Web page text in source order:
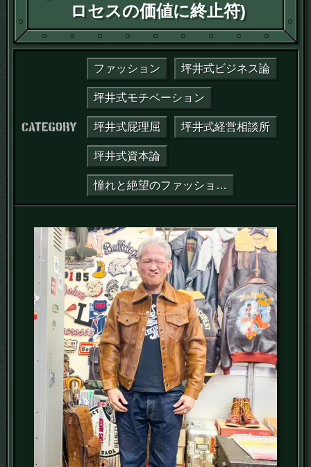
ロセスの価値に終止符)
カテゴリー：
ファッション 坪井式ビジネス論
坪井式モチベーション
坪井式屁理屈 坪井式経営相談所
坪井式資本論
憧れと絶望のファッション哲学